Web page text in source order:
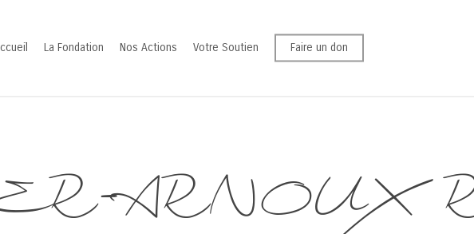
La Fondation Nos Actions Votre Soutien Faire un don
ARNOUX